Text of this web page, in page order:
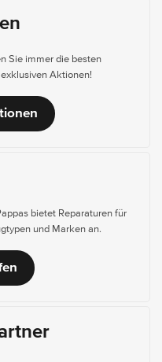
Sie immer die besten
Aktionen!
bietet Reparaturen für
und Marken an.